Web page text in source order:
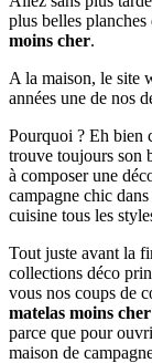
plus belles
moins cher.
A la maison, le site
années une de nos
Pourquoi ? Eh bien
trouve toujours son
à composer une
campagne chic
cuisine tous les
Tout juste avant la
collections déco
vous nos coups de
matelas moins cher
parce que pour
maison de